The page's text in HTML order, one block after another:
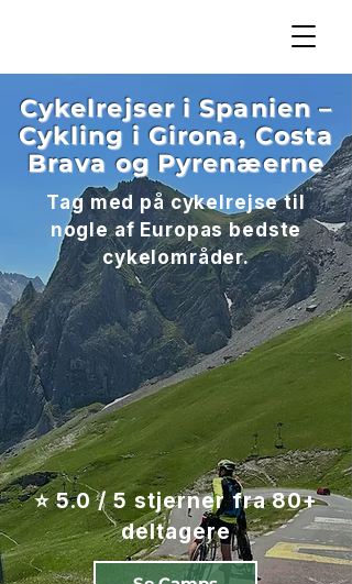
​Cykelrejser i Spanien –
Cykling i Girona, Costa
Brava og Pyrenæerne
Tag med på cykelrejse til
nogle af Europas bedste
cykelområder.
⭐ 5.0 / 5 stjerner fra 80+
deltagere